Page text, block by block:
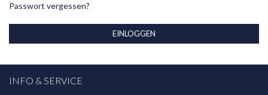
Passwort vergessen?
EINLOGGEN
INFO & SERVICE